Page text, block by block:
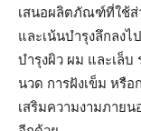
เสนอผลิตภัณฑ์ที่ใช้ส่
และเน้นบำรุงลึกลง
บำรุงผิว ผม และเล็
นวด การฝังเข็ม หรื
เสริมความงามภาย